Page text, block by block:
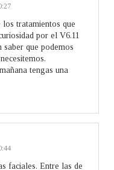
tratamientos que
por el V6.11
saber que podemos
tengas una
faciales. Entre las de